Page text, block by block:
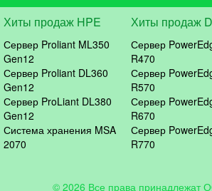
Хиты продаж HPE
Сервер Proliant ML350
Gen12
Сервер Proliant DL360
Gen12
Сервер ProLiant DL380
Gen12
Система хранения MSA
2070
Хиты продаж
Сервер
R470
Сервер
R570
Сервер
R670
Сервер
R770
© 2026 Все права принадлежат